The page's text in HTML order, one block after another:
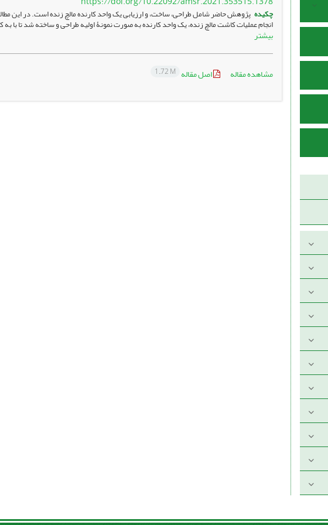
چکیده پژوهش حاضر شامل طراحی، ساخت، و ارزیابی یک واحد کارنده مالچ زنده است. در این
انجام عملیات کاشت مالچ زنده، یک واحد کارنده به صورت نمونۀ اولیه طراحی و ساخته شد تا
بیشتر
مشاهده مقاله اصل مقاله 1.72 M